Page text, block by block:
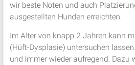
wir beste Noten und auch
ausgestellten Hunden erreichten.
Im Alter von knapp 2 Jahren kann
(Hüft-Dysplasie) untersuchen
und immer wieder aufregend. Dazu